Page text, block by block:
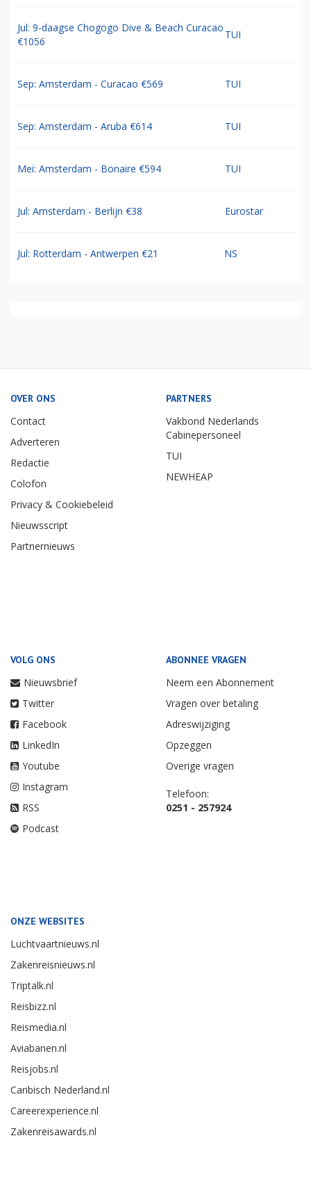
Jul: 9-daagse Chogogo Dive & Beach Curacao
€1056
TUI
Sep: Amsterdam - Curacao €569 TUI
Sep: Amsterdam - Aruba €614 TUI
Mei: Amsterdam - Bonaire €594 TUI
Jul: Amsterdam - Berlijn €38 Eurostar
Jul: Rotterdam - Antwerpen €21 NS
OVER ONS
Contact
Adverteren
Redactie
Colofon
Privacy & Cookiebeleid
Nieuwsscript
Partnernieuws
PARTNERS
Vakbond Nederlands
Cabinepersoneel
TUI
NEWHEAP
VOLG ONS
Nieuwsbrief
Twitter
Facebook
LinkedIn
Youtube
Instagram
RSS
Podcast
ABONNEE VRAGEN
Neem een Abonnement
Vragen over betaling
Adreswijziging
Opzeggen
Overige vragen
Telefoon:
0251 - 257924
ONZE WEBSITES
Luchtvaartnieuws.nl
Zakenreisnieuws.nl
Triptalk.nl
Reisbizz.nl
Reismedia.nl
Aviabanen.nl
Reisjobs.nl
Caribisch Nederland.nl
Careerexperience.nl
Zakenreisawards.nl